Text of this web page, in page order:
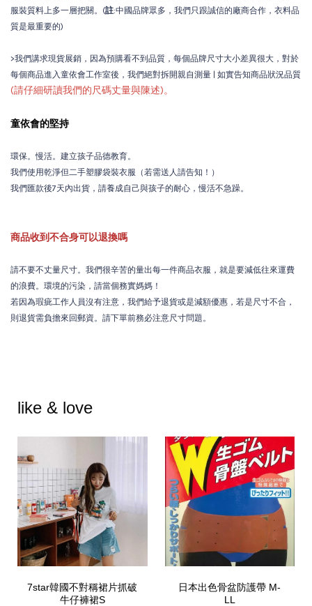
服裝質料上多一層把關。(註:中國品牌眾多，我們只跟誠信的廠商合作，衣料品
質是最重要的)
>我們講求現貨展銷，因為預購看不到品質，每個品牌尺寸大小差異很大，對於
每個商品進入童依會工作室後，我們絕對拆開親自測量 | 如實告知商品狀況品質
(請仔細研讀我們的尺碼丈量與陳述)。
童依會的堅持
環保。慢活。建立孩子品德教育。
我們使用乾淨但二手塑膠袋裝衣服（若需送人請告知！）
我們匯款後7天內出貨，請養成自己與孩子的耐心，慢活不急躁。
商品收到不合身可以退換嗎
請不要不丈量尺寸。我們很辛苦的量出每一件商品衣服，就是要減低往來運費
的浪費。環境的污染，請當個務實媽媽！
若因為瑕疵工作人員沒有注意，我們給予退貨或是減額優惠，若是尺寸不合，
則退貨需負擔來回郵資。請下單前務必注意尺寸問題。
like & love
7star韓國不對稱裙片抓破
牛仔褲裙S
日本出色骨盆防護帶 M-